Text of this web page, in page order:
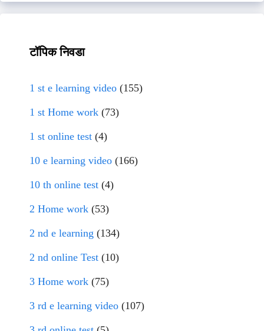
टॉपिक निवडा
1 st e learning video (155)
1 st Home work (73)
1 st online test (4)
10 e learning video (166)
10 th online test (4)
2 Home work (53)
2 nd e learning (134)
2 nd online Test (10)
3 Home work (75)
3 rd e learning video (107)